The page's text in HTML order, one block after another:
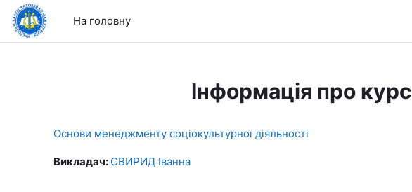
Перейти до головного вмісту
На головну
Інформація про курс
Основи менеджменту соціокультурної діяльності
Викладач: СВИРИД Іванна